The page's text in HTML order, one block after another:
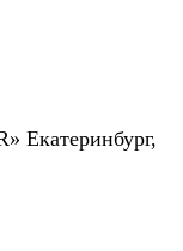
Екатеринбург,